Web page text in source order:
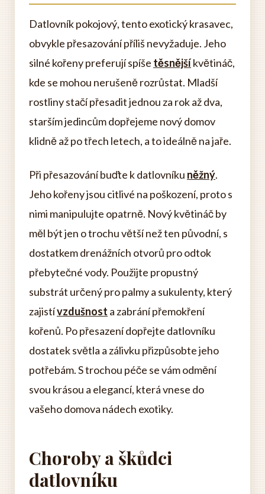
Datlovník pokojový, tento exotický krasavec,
obvykle přesazování příliš nevyžaduje. Jeho
silné kořeny preferují spíše těsnějšíkvětináč,
kde se mohou nerušeně rozrůstat. Mladší
rostliny stačí přesadit jednou za rok až dva,
starším jedincům dopřejeme nový domov
klidně až po třech letech, a to ideálně na jaře.
Při přesazování buďte k datlovníku něžný.
Jeho kořeny jsou citlivé na poškození, proto s
nimi manipulujte opatrně. Nový květináč by
měl být jen o trochu větší než ten původní, s
dostatkem drenážních otvorů pro odtok
přebytečné vody. Použijte propustný
substrát určený pro palmy a sukulenty, který
zajistívzdušnost a zabrání přemokření
kořenů. Po přesazení dopřejte datlovníku
dostatek světla a zálivku přizpůsobte jeho
potřebám. S trochou péče se vám odmění
svou krásou a elegancí, která vnese do
vašeho domova nádech exotiky.
Choroby a škůdci
datlovníku